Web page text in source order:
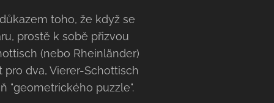
toho, že když se
prostě k sobě přizvou
(nebo Rheinländer)
dva, Vierer-Schottisch
"geometrického puzzle".